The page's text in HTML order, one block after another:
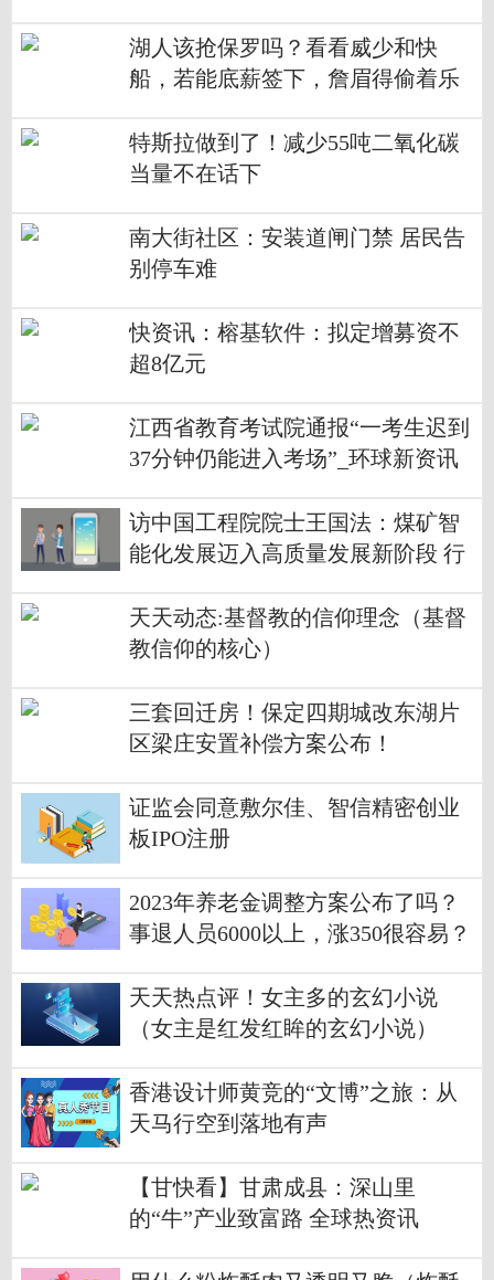
湖人该抢保罗吗？看看威少和快
船，若能底薪签下，詹眉得偷着乐
特斯拉做到了！减少55吨二氧化碳
当量不在话下
南大街社区：安装道闸门禁 居民告
别停车难
快资讯：榕基软件：拟定增募资不
超8亿元
江西省教育考试院通报“一考生迟到
37分钟仍能进入考场”_环球新资讯
访中国工程院院士王国法：煤矿智
能化发展迈入高质量发展新阶段 行
天天动态:基督教的信仰理念（基督
教信仰的核心）
三套回迁房！保定四期城改东湖片
区梁庄安置补偿方案公布！
证监会同意敷尔佳、智信精密创业
板IPO注册
2023年养老金调整方案公布了吗？
事退人员6000以上，涨350很容易？
天天热点评！女主多的玄幻小说
（女主是红发红眸的玄幻小说）
香港设计师黄竞的“文博”之旅：从
天马行空到落地有声
【甘快看】甘肃成县：深山里
的“牛”产业致富路 全球热资讯